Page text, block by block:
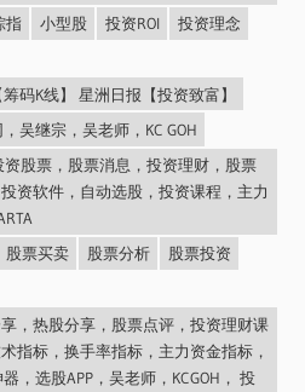
指 小型股 投资ROI
投资理念
码K线】 星洲日报【投资致富】
吴继宗，吴老师，KC GOH
股票，股票消息，投资理财，股票
资软件，自动选股，投资课程，主力
股票买卖 股票分析
股票投资
，热股分享，股票点评，投资理财课
指标，换手率指标，主力资金指标，
，选股APP，吴老师，KCGOH， 投